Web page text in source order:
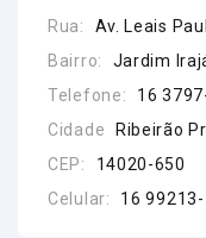
Rua:
Av. Leais
Bairro:
Jardim
Telefone:
16
Cidade
Ribeirão
CEP:
14020-650
Celular:
16